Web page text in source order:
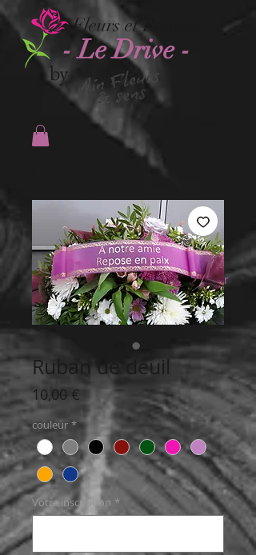
by
Fleurs et Bougies
- Le Drive -
Se connecter
Ruban de deuil
10,00 € Prix
couleur *
Votre inscription *